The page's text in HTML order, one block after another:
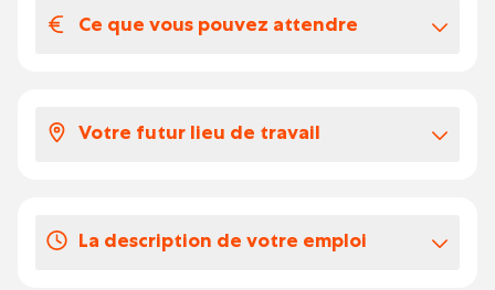
Ce que vous pouvez attendre
Rémunération en fonction de l’expérience
Voiture de société
Votre futur lieu de travail
construction routière, ferroviaire et au génie
La description de votre emploi